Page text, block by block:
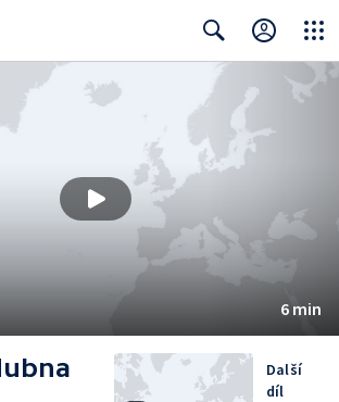
Search
6 min
Další
díl